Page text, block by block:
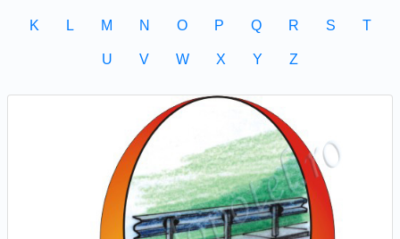
K L M N O P Q R S T
U V W X Y Z